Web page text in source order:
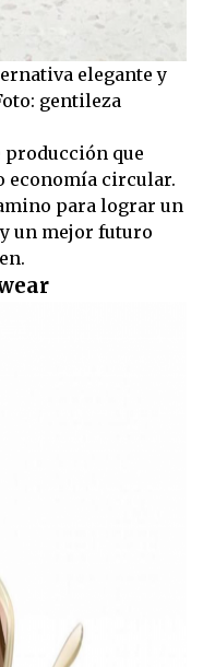
elegante y
gentileza
producción que
economía circular.
para lograr un
un mejor futuro